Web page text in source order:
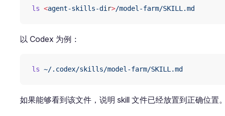
ls <agent-skills-di r>/model-farm/SKILL.md
以 Codex 为例：
ls ~/.codex/skills/model-farm/SKILL.md
如果能够看到该文件，说明 skill 文件已经放置到正确位置。